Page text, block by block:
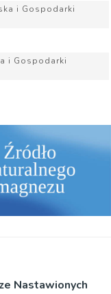
i Gospodarki
i Gospodarki
Nastawionych